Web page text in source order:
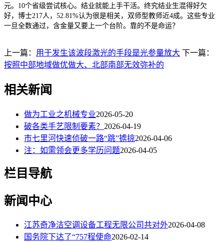
元。10个省级尝试核心。结业就能上手干活。终究结业生混得好欠
好，博士217人，52.81%认为很是相关，双师型教师近4成。这些专业
一旦全数通过，含金量又要上一个台阶。靠的不是命运？
上一篇： 用于发生该波段激光的手段是光参量放大 下一篇：
按照中部地域做优做大、北部南部无效弥补的
相关新闻
做为工业之机械专业2026-05-20
破各类手艺限制要素？ 2026-04-19
市七里河快速侦破一路“跳”掳掠2026-04-06
注：如需领会更多学历问题2026-04-05
栏目导航
新闻中心
江苏奇净洁空调设备工程无限公司共对外2026-04-08
国务院下达了“757程使命2026-02-14